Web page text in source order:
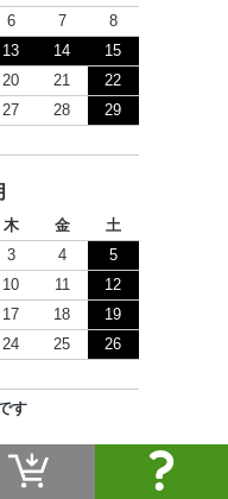
6 7
8
13 14
15
20 21
22
27 28
29
木 金
土
3 4
5
10 11
12
17 18
19
24 25
26
す
Rights Reserved.